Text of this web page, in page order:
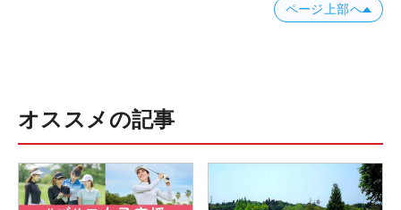
ページ上部へ
オススメの記事